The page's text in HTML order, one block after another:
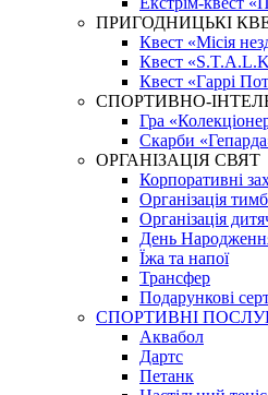
ПРИГОДНИЦЬКІ
Квест «Місія
Квест
Квест «Гаррі
СПОРТИВНО-
Гра
Скарби
ОРГАНІЗАЦІЯ СВЯТ
Корпоративні
Організація
Організація
День
Їжа та напої
Трансфер
Подарункові
СПОРТИВНІ
Аквабол
Дартс
Петанк